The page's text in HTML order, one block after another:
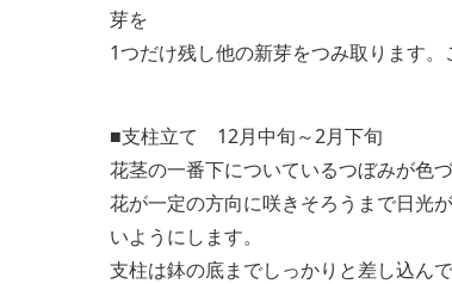
芽を
1つだけ残し他の新芽をつみ取ります。
■支柱立て 12月中旬～2月下旬
花茎の一番下についているつぼみが色
花が一定の方向に咲きそろうまで日光
いようにします。
支柱は鉢の底までしっかりと差し込んで